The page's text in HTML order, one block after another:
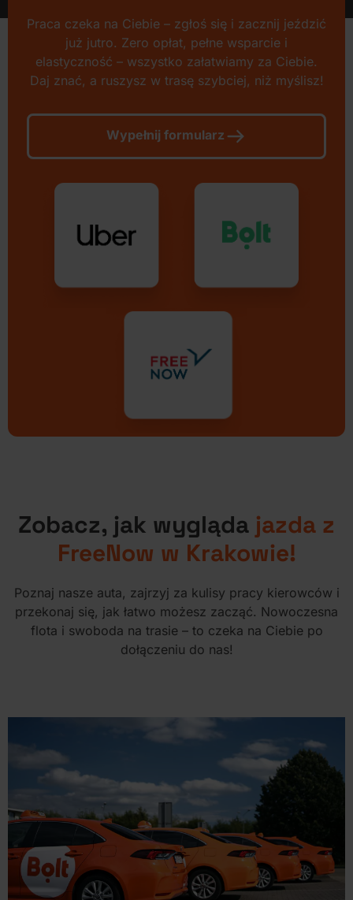
Praca czeka na Ciebie – zgłoś się i zacznij jeździć
już jutro. Zero opłat, pełne wsparcie i
elastyczność – wszystko załatwiamy za Ciebie.
Daj znać, a ruszysz w trasę szybciej, niż myślisz!
Wypełnij formularz
Zobacz, jak wygląda jazda z
FreeNow w Krakowie!
Poznaj nasze auta, zajrzyj za kulisy pracy kierowców i
przekonaj się, jak łatwo możesz zacząć. Nowoczesna
flota i swoboda na trasie – to czeka na Ciebie po
dołączeniu do nas!